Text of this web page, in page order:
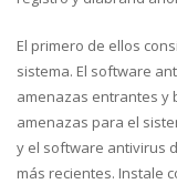
El primero de ellos
sistema. El software
amenazas entrantes y
amenazas para el
y el software antivirus
más recientes. Instale